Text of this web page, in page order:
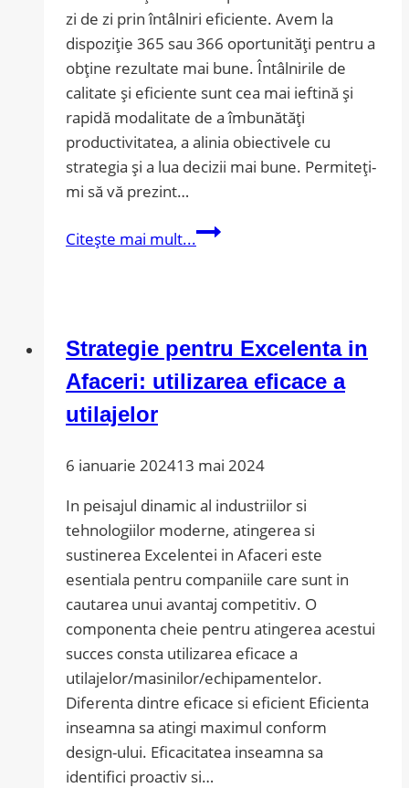
mintii
zi de zi prin întâlniri eficiente. Avem la
dispoziție 365 sau 366 oportunități pentru a
obține rezultate mai bune. Întâlnirile de
calitate și eficiente sunt cea mai ieftină și
rapidă modalitate de a îmbunătăți
productivitatea, a alinia obiectivele cu
strategia și a lua decizii mai bune. Permiteți-
mi să vă prezint…
Citește mai mult...Performanța
prin
întâlniri
Strategie pentru Excelenta in
Afaceri: utilizarea eficace a
utilajelor
6 ianuarie 202413 mai 2024
In peisajul dinamic al industriilor si
tehnologiilor moderne, atingerea si
sustinerea Excelentei in Afaceri este
esentiala pentru companiile care sunt in
cautarea unui avantaj competitiv. O
componenta cheie pentru atingerea acestui
succes consta utilizarea eficace a
utilajelor/masinilor/echipamentelor.
Diferenta dintre eficace si eficient Eficienta
inseamna sa atingi maximul conform
design-ului. Eficacitatea inseamna sa
identifici proactiv si…